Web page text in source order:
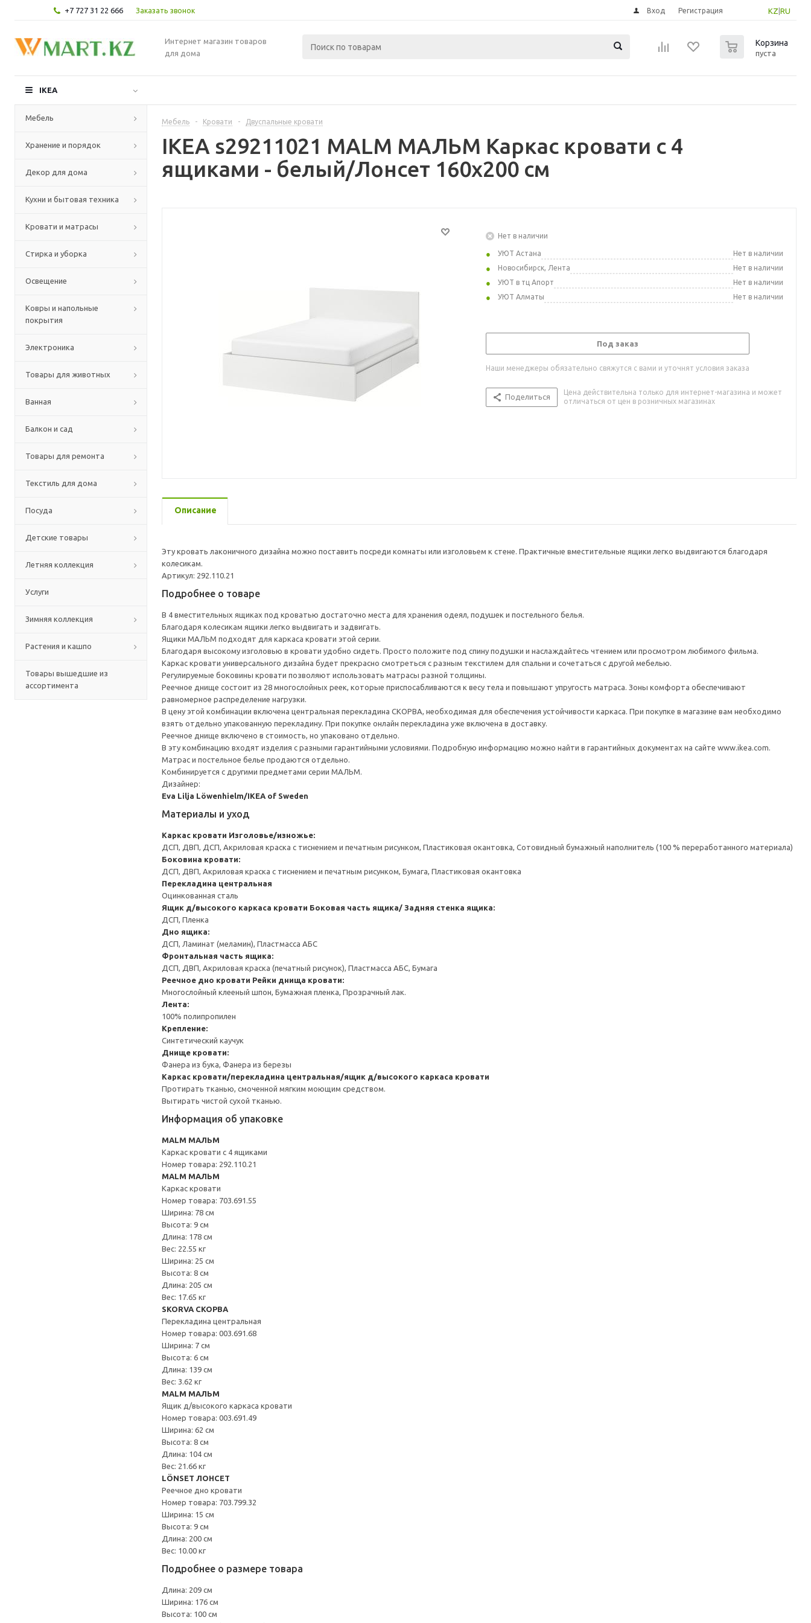
+7 727 31 22 666 Заказать звонок KZ RU
Вход Регистрация
Интернет магазин товаров
для дома
Корзина
пуста
IKEA
Мебель
Хранение и порядок
Декор для дома
Кухни и бытовая техника
Кровати и матрасы
Стирка и уборка
Освещение
Ковры и напольные
покрытия
Электроника
Товары для животных
Ванная
Балкон и сад
Товары для ремонта
Текстиль для дома
Посуда
Детские товары
Летняя коллекция
Услуги
Зимняя коллекция
Растения и кашпо
Товары вышедшие из
ассортимента
Мебель - Кровати - Двуспальные кровати
IKEA s29211021 MALM МАЛЬМ Каркас кровати с 4
ящиками - белый/Лонсет 160x200 см
Нет в наличии
УЮТ Астана
Нет в наличии
Новосибирск, Лента
Нет в наличии
УЮТ в тц Апорт
Нет в наличии
УЮТ Алматы
Нет в наличии
Под заказ
Наши менеджеры обязательно свяжутся с вами и уточнят условия заказа
Поделиться
Цена действительна только для интернет-магазина и может
отличаться от цен в розничных магазинах
Описание
Эту кровать лаконичного дизайна можно поставить посреди комнаты или изголовьем к стене. Практичные вместительные ящики легко выдвигаются благодаря
колесикам.
Артикул: 292.110.21
Подробнее о товаре
В 4 вместительных ящиках под кроватью достаточно места для хранения одеял, подушек и постельного белья.
Благодаря колесикам ящики легко выдвигать и задвигать.
Ящики МАЛЬМ подходят для каркаса кровати этой серии.
Благодаря высокому изголовью в кровати удобно сидеть. Просто положите под спину подушки и наслаждайтесь чтением или просмотром любимого фильма.
Каркас кровати универсального дизайна будет прекрасно смотреться с разным текстилем для спальни и сочетаться с другой мебелью.
Регулируемые боковины кровати позволяют использовать матрасы разной толщины.
Реечное днище состоит из 28 многослойных реек, которые приспосабливаются к весу тела и повышают упругость матраса. Зоны комфорта обеспечивают
равномерное распределение нагрузки.
В цену этой комбинации включена центральная перекладина СКОРВА, необходимая для обеспечения устойчивости каркаса. При покупке в магазине вам необходимо
взять отдельно упакованную перекладину. При покупке онлайн перекладина уже включена в доставку.
Реечное днище включено в стоимость, но упаковано отдельно.
В эту комбинацию входят изделия с разными гарантийными условиями. Подробную информацию можно найти в гарантийных документах на сайте www.ikea.com.
Матрас и постельное белье продаются отдельно.
Комбинируется с другими предметами серии МАЛЬМ.
Дизайнер:
Eva Lilja Löwenhielm/IKEA of Sweden
Материалы и уход
Каркас кровати Изголовье/изножье:
ДСП, ДВП, ДСП, Акриловая краска с тиснением и печатным рисунком, Пластиковая окантовка, Сотовидный бумажный наполнитель (100 % переработанного материала)
Боковина кровати:
ДСП, ДВП, Акриловая краска с тиснением и печатным рисунком, Бумага, Пластиковая окантовка
Перекладина центральная
Оцинкованная сталь
Ящик д/высокого каркаса кровати Боковая часть ящика/ Задняя стенка ящика:
ДСП, Пленка
Дно ящика:
ДСП, Ламинат (меламин), Пластмасса АБС
Фронтальная часть ящика:
ДСП, ДВП, Акриловая краска (печатный рисунок), Пластмасса АБС, Бумага
Реечное дно кровати Рейки днища кровати:
Многослойный клееный шпон, Бумажная пленка, Прозрачный лак.
Лента:
100% полипропилен
Крепление:
Синтетический каучук
Днище кровати:
Фанера из бука, Фанера из березы
Каркас кровати/перекладина центральная/ящик д/высокого каркаса кровати
Протирать тканью, смоченной мягким моющим средством.
Вытирать чистой сухой тканью.
Информация об упаковке
MALM МАЛЬМ
Каркас кровати с 4 ящиками
Номер товара: 292.110.21
MALM МАЛЬМ
Каркас кровати
Номер товара: 703.691.55
Ширина: 78 см
Высота: 9 см
Длина: 178 см
Вес: 22.55 кг
Ширина: 25 см
Высота: 8 см
Длина: 205 см
Вес: 17.65 кг
SKORVA СКОРВА
Перекладина центральная
Номер товара: 003.691.68
Ширина: 7 см
Высота: 6 см
Длина: 139 см
Вес: 3.62 кг
MALM МАЛЬМ
Ящик д/высокого каркаса кровати
Номер товара: 003.691.49
Ширина: 62 см
Высота: 8 см
Длина: 104 см
Вес: 21.66 кг
LÖNSET ЛОНСЕТ
Реечное дно кровати
Номер товара: 703.799.32
Ширина: 15 см
Высота: 9 см
Длина: 200 см
Вес: 10.00 кг
Подробнее о размере товара
Длина: 209 см
Ширина: 176 см
Высота: 100 см